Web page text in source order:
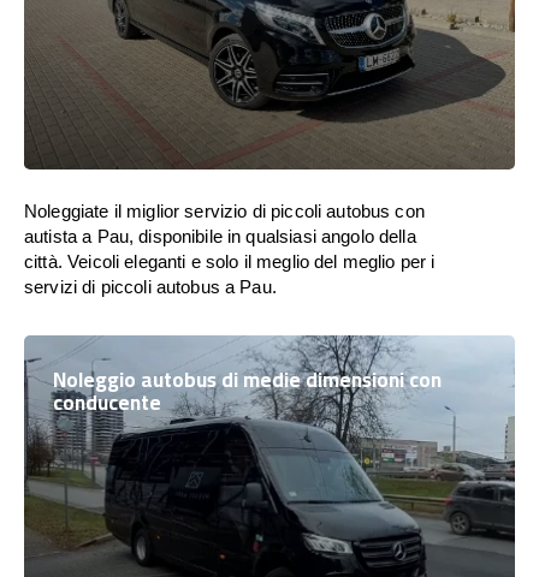
Noleggiate il miglior servizio di piccoli autobus con
autista a Pau, disponibile in qualsiasi angolo della
città. Veicoli eleganti e solo il meglio del meglio per i
servizi di piccoli autobus a Pau.
Noleggio autobus di medie dimensioni con
conducente